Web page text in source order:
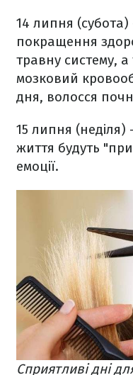
14 липня
покращення
травну систему,
мозковий
дня, волосся
15 липня
життя будуть
емоції.
Сприятливі дні